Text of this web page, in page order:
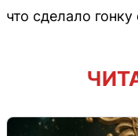
что сделало